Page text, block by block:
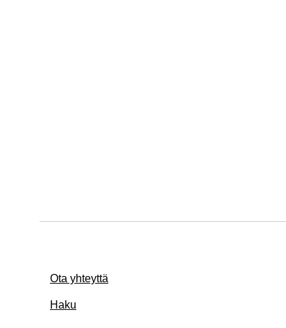
Ota yhteyttä
Haku